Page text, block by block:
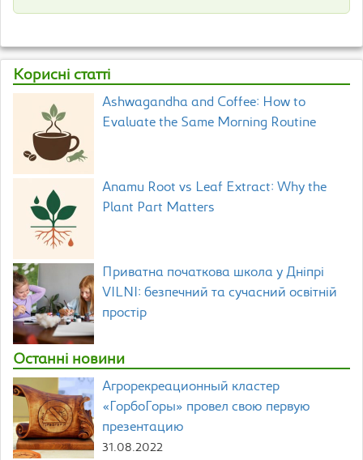
Корисні статті
Ashwagandha and Coffee: How to
Evaluate the Same Morning Routine
Anamu Root vs Leaf Extract: Why the
Plant Part Matters
Приватна початкова школа у Дніпрі
VILNI: безпечний та сучасний освітній
простір
Останні новини
Агрорекреационный кластер
«ГорбоГоры» провел свою первую
презентацию
31.08.2022